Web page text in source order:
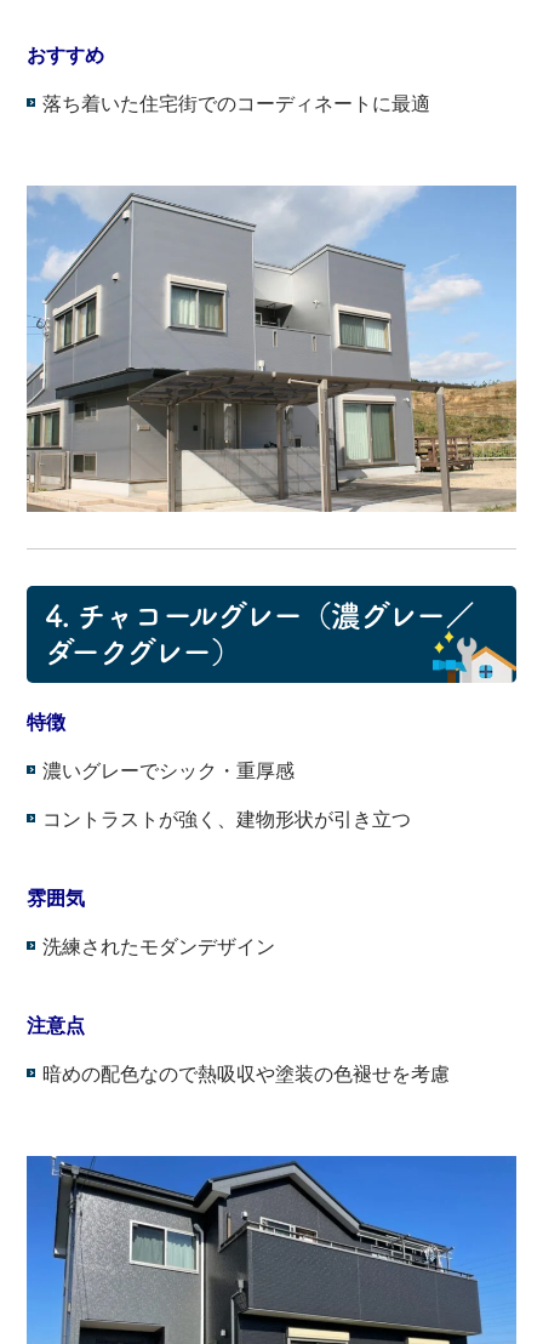
おすすめ
落ち着いた住宅街でのコーディネートに最適
4. チャコールグレー（濃グレー／
ダークグレー）
特徴
濃いグレーでシック・重厚感
コントラストが強く、建物形状が引き立つ
雰囲気
洗練されたモダンデザイン
注意点
暗めの配色なので熱吸収や塗装の色褪せを考慮